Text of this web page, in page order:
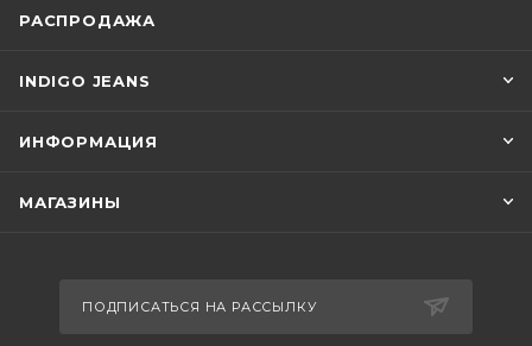
РАСПРОДАЖА
INDIGO JEANS
ИНФОРМАЦИЯ
МАГАЗИНЫ
ПОДПИСАТЬСЯ НА РАССЫЛКУ